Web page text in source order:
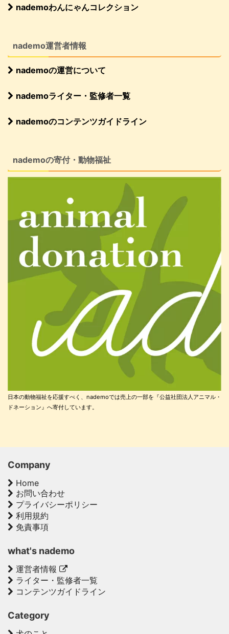
nademoわんにゃんコレクション
nademo運営者情報
nademoの運営について
nademoライター・監修者一覧
nademoのコンテンツガイドライン
nademoの寄付・動物福祉
日本の動物福祉を応援すべく、nademoでは売上の一部を『公益社団法人アニマル・
ドネーション』へ寄付しています。
Company
Home
お問い合わせ
プライバシーポリシー
利用規約
免責事項
what's nademo
運営者情報
ライター・監修者一覧
コンテンツガイドライン
Category